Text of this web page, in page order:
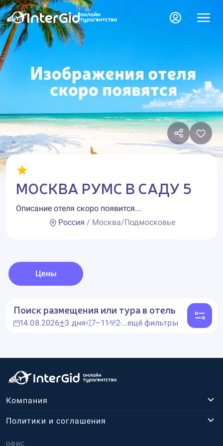
МОСКВА РУМС В САДУ 5
Описание отеля скоро появится...
Россия / Москва/Подмосковье
Цены
Поиск размещения или тура в отель
14.08.2026 3 дня 7–11 2...ещё фильтры
Компания
ОФИС
Политики и соглашения